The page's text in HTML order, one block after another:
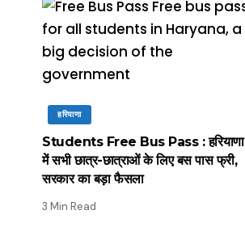
हरियाणा
Students Free Bus Pass : हरियाणा
में सभी छात्र-छात्राओं के लिए बस पास फ्री,
सरकार का बड़ा फैसला
3 Min Read